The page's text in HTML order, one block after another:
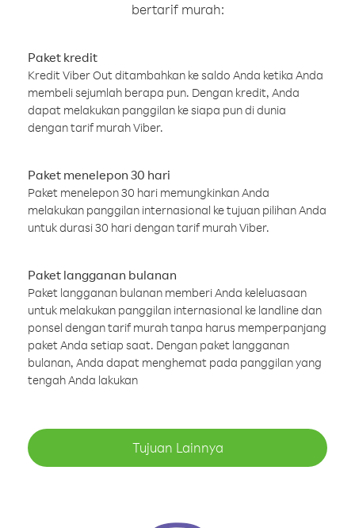
bertarif murah:
Paket kredit
Kredit Viber Out ditambahkan ke saldo Anda ketika Anda
membeli sejumlah berapa pun. Dengan kredit, Anda
dapat melakukan panggilan ke siapa pun di dunia
dengan tarif murah Viber.
Paket menelepon 30 hari
Paket menelepon 30 hari memungkinkan Anda
melakukan panggilan internasional ke tujuan pilihan Anda
untuk durasi 30 hari dengan tarif murah Viber.
Paket langganan bulanan
Paket langganan bulanan memberi Anda keleluasaan
untuk melakukan panggilan internasional ke landline dan
ponsel dengan tarif murah tanpa harus memperpanjang
paket Anda setiap saat. Dengan paket langganan
bulanan, Anda dapat menghemat pada panggilan yang
tengah Anda lakukan
Tujuan Lainnya